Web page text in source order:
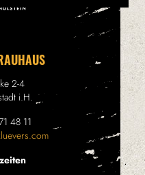
2-4
i.H.
48 11